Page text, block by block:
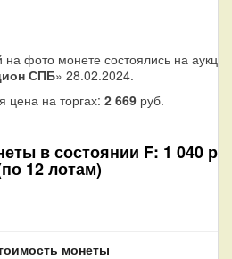
на фото монете состоялись на
СПБ» 28.02.2024.
цена на торгах: 2 669руб.
в состоянии F: 1 040
12 лотам)
монеты